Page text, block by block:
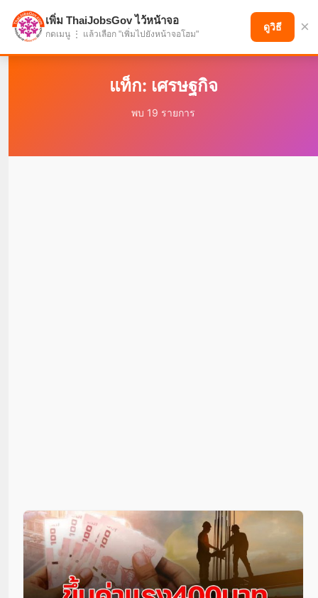
แบ่งปันโอกาส เพื่ออนาคตที่ก้าวหน้า
แท็ก: เศรษฐกิจ
พบ 19 รายการ
เพิ่ม ThaiJobsGov ไว้หน้าจอ
กดเมนู ⋮ แล้วเลือก "เพิ่มไปยังหน้าจอโฮม"
ดูวิธี ×